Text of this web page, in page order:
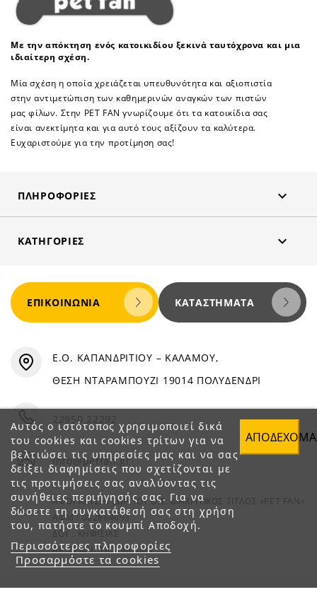
Με την απόκτηση ενός κατοικιδίου ξεκινά ταυτόχρονα και μια
ιδιαίτερη σχέση.
Μία σχέση η οποία χρειάζεται υπευθυνότητα και αξιοπιστία
στην αντιμετώπιση των καθημερινών αναγκών των πιστών
μας φίλων. Στην PET FAN γνωρίζουμε ότι τα κατοικίδια σας
είναι ανεκτίμητα και για αυτό τους αξίζουν τα καλύτερα.
Ευχαριστούμε για την προτίμηση σας!
ΠΛΗΡΟΦΟΡΊΕΣ 
ΚΑΤΗΓΟΡΊΕΣ 
Αυτός ο ιστότοπος χρησιμοποιεί δικά
του cookies και cookies τρίτων για να
βελτιώσει τις υπηρεσίες μας και να σας
δείξει διαφημίσεις που σχετίζονται με
τις προτιμήσεις σας αναλύοντας τις
συνήθειες περιήγησής σας. Για να
δώσετε τη συγκατάθεσή σας στη χρήση
του, πατήστε το κουμπί Αποδοχή.
Περισσότερες πληροφορίες
Προσαρμόστε τα cookies
ΕΠΙΚΟΙΝΩΝΊΑ ΚΑΤΑΣΤΉΜΑΤΑ
Ε.Ο. ΚΑΠΑΝΔΡΙΤΙΟΥ – ΚΑΛΑΜΟΥ,
ΘΕΣΗ ΝΤΑΡΑΜΠΟΥΖΙ 19014 ΠΟΛΥΔΕΝΔΡΙ
22950 22292
info@petfan.gr
ΑΦΟΙ ΧΑΤΖΗΓΕΩΡΓΙΟΥ Ο.Ε. ΔΙΑΚΡΙΤΙΚΟΣ ΤΙΤΛΟΣ «PET FAN»
ΑΦΜ : 082864093
ΔΟΥ : ΚΗΦΙΣΙΑΣ
ΑΡ. ΓΕΜΗ: 1821901000